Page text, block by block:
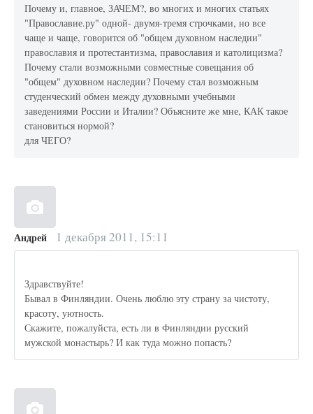
Почему и, главное, ЗАЧЕМ?, во многих и многих статьях
"Православие.ру" одной- двумя-тремя строчками, но все
чаще и чаще, говорится об "общем духовном наследии"
православия и протестантизма, православия и католицизма?
Почему стали возможными совместные совещания об
"общем" духовном наследии? Почему стал возможным
студенческий обмен между духовными учебными
заведениями России и Италии? Объясните же мне, КАК такое
становиться нормой?
для ЧЕГО?
Андрей 1 декабря 2011, 15:11
Здравствуйте!
Бывал в Финляндии. Очень люблю эту страну за чистоту,
красоту, уютность.
Скажите, пожалуйста, есть ли в Финляндии русский
мужской монастырь? И как туда можно попасть?